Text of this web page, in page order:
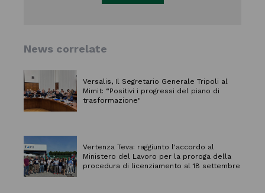
News correlate
Versalis, Il Segretario Generale Tripoli al
Mimit: “Positivi i progressi del piano di
trasformazione"
Vertenza Teva: raggiunto l'accordo al
Ministero del Lavoro per la proroga della
procedura di licenziamento al 18 settembre